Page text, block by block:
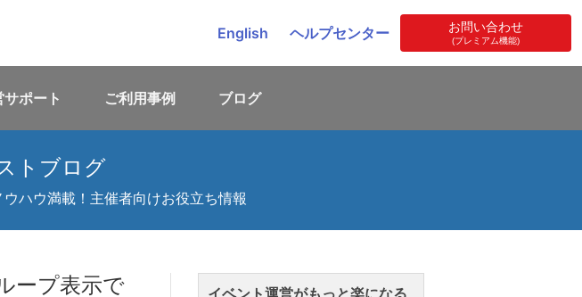
English ヘルプセンター お問い合わせ
(プレミアム機能)
サポート ご利用事例 ブログ
トブログ
ハウ満載！主催者向けお役立ち情報
ープ表示で
イベント運営がもっと楽になる